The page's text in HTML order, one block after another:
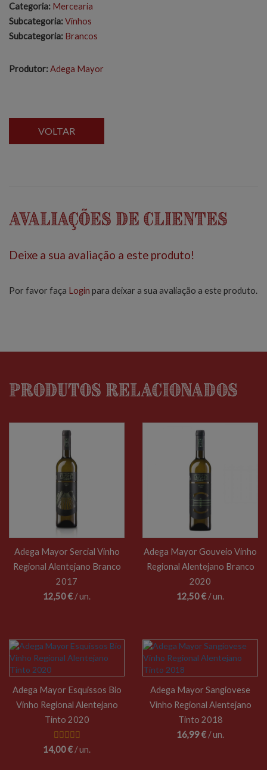
Categoria: Mercearia
Subcategoria:Vinhos
Subcategoria: Brancos
Produtor:Adega Mayor
VOLTAR
Avaliações de Clientes
Deixe a sua avaliação a este produto!
Por favor faça Login para deixar a sua avaliação a este produto.
Produtos relacionados
Adega Mayor Sercial Vinho
Regional Alentejano Branco
2017
12,50 €/ un.
Adega Mayor Gouveio Vinho
Regional Alentejano Branco
2020
12,50 €/ un.
Adega Mayor Esquissos Bio
Vinho Regional Alentejano
Tinto 2020
14,00 €/ un.
Adega Mayor Sangiovese
Vinho Regional Alentejano
Tinto 2018
16,99 €/ un.